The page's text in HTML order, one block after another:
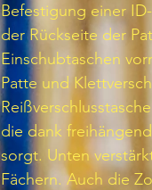
Befestigung einer
der Rückseite der
Einschubtaschen
Patte und
die dank
sorgt. Unten
Fächern. Auch die